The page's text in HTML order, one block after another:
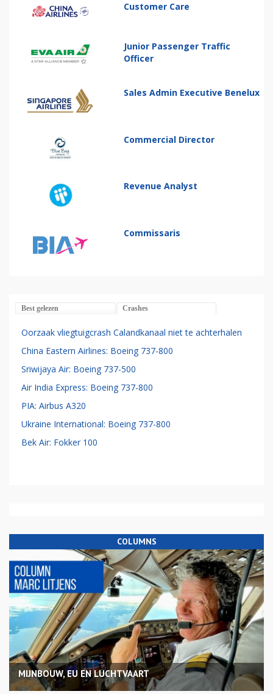
Customer Care
Junior Passenger Traffic
Officer
Sales Admin Executive Benelux
Commercial Director
Revenue Analyst
Commissaris
Best gelezen Crashes
Oorzaak vliegtuigcrash Calandkanaal niet te achterhalen
China Eastern Airlines: Boeing 737-800
Sriwijaya Air: Boeing 737-500
Air India Express: Boeing 737-800
PIA: Airbus A320
Ukraine International: Boeing 737-800
Bek Air: Fokker 100
COLUMNS
MIJNBOUW, EU EN LUCHTVAART